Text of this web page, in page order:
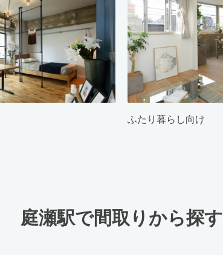
ふたり暮らし向け
庭瀬駅で間取りから探す